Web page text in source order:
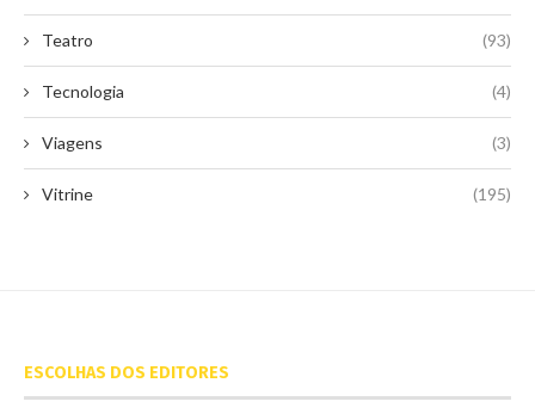
Teatro (93)
Tecnologia (4)
Viagens (3)
Vitrine (195)
ESCOLHAS DOS EDITORES